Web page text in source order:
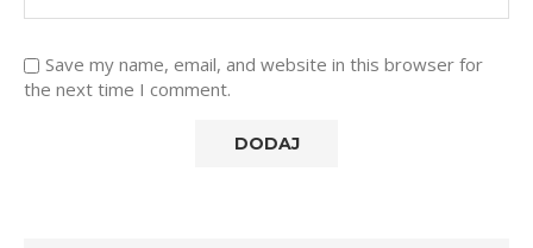
Save my name, email, and website in this browser for
the next time I comment.